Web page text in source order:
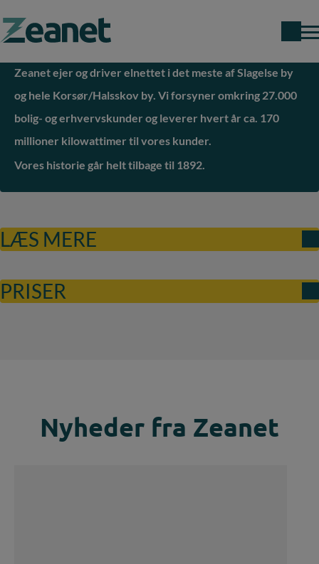
Search field
Zeanet ejer og driver elnettet i det meste af Slagelse by
og hele Korsør/Halsskov by. Vi forsyner omkring 27.000
bolig- og erhvervskunder og leverer hvert år ca. 170
millioner kilowattimer til vores kunder.
Vores historie går helt tilbage til 1892.
LÆS MERE
PRISER
Nyheder fra Zeanet